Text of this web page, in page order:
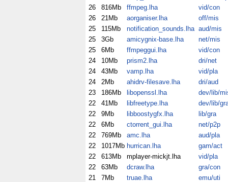
26
816Mb ffmpeg.lha
vid/con
26
21Mb aorganiser.lha
off/mis
25
115Mb notification_sounds.lha aud/mis
25
3Gb amicygnix-base.lha
net/mis
25
6Mb ffmpeggui.lha
vid/con
24
10Mb prism2.lha
dri/net
24
43Mb vamp.lha
vid/pla
24
2Mb ahidrv-filesave.lha
dri/aud
23
186Mb libopenssl.lha
dev/lib/
22
41Mb libfreetype.lha
dev/lib/
22
9Mb libboostygfx.lha
lib/gra
22
6Mb ctorrent_gui.lha
net/p2p
22
769Mb amc.lha
aud/pla
22
1017Mb hurrican.lha
gam/act
22
613Mb mplayer-mickjt.lha
vid/pla
22
63Mb dcraw.lha
gra/con
21
7Mb truae.lha
emu/uti